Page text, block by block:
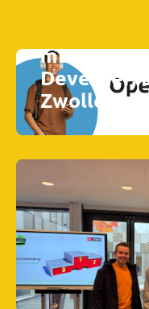
mbo
Deventer,
Zwolle